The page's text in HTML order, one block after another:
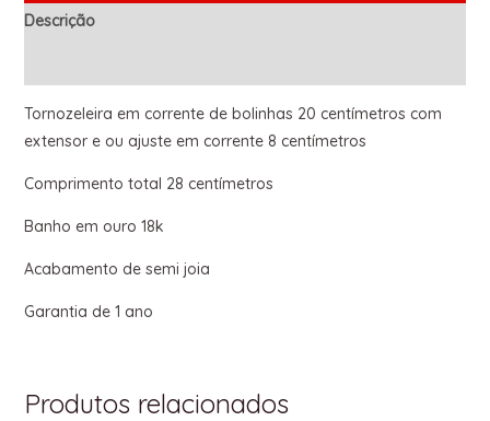
Descrição
Tornozeleira em corrente de bolinhas 20 centímetros com
extensor e ou ajuste em corrente 8 centímetros
Comprimento total 28 centímetros
Banho em ouro 18k
Acabamento de semi joia
Garantia de 1 ano
Produtos relacionados